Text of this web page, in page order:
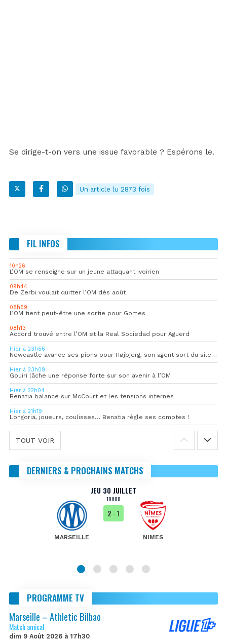
Se dirige-t-on vers une issue favorable ? Espérons le.
Un article lu 2873 fois
FIL INFOS
10h26
L’OM se renseigne sur un jeune attaquant ivoirien
09h44
De Zerbi voulait quitter l’OM dès août
08h59
L’OM tient peut-être une sortie pour Gomes
08h13
Accord trouvé entre l’OM et la Real Sociedad pour Aguerd
Hier à 23h56
Newcastle avance ses pions pour Højbjerg, son agent sort du silence
Hier à 23h09
Gouiri lâche une réponse forte sur son avenir à l’OM
Hier à 22h04
Benatia balance sur McCourt et les tensions internes
Hier à 21h19
Longoria, joueurs, coulisses… Benatia règle ses comptes !
TOUT VOIR
DERNIERS & PROCHAINS MATCHS
JEU 30 JUILLET
18H00
MARSEILLE
2 - 1
NIMES
PROGRAMME TV
Marseille – Athletic Bilbao
Match amical
dim 9 Août 2026 à 17h30